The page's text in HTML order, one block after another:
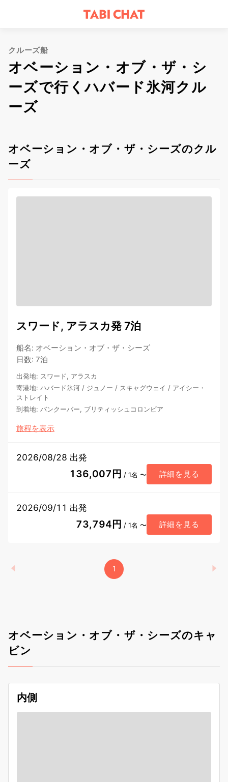
クルーズ船
オベーション・オブ・ザ・シ
ーズで行くハバード氷河クル
ーズ
オベーション・オブ・ザ・シーズのクル
ーズ
スワード, アラスカ発 7泊
船名: オベーション・オブ・ザ・シーズ
日数: 7泊
出発地: スワード, アラスカ
寄港地: ハバード氷河 / ジュノー / スキャグウェイ / アイシー・
ストレイト
到着地: バンクーバー, ブリティッシュコロンビア
旅程を表示
2026/08/28 出発
136,007円 / 1名 〜 詳細を見る
2026/09/11 出発
73,794円 / 1名 〜 詳細を見る
1
オベーション・オブ・ザ・シーズのキャ
ビン
内側